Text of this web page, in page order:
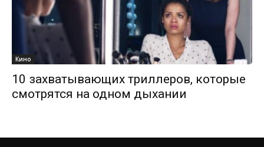
Кино
10 захватывающих триллеров, которые
смотрятся на одном дыхании